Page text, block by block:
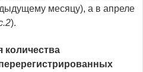
месяцу), а в апреле
).
количества